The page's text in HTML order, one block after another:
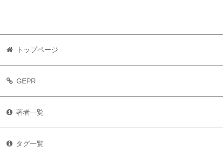
トップページ
GEPR
著者一覧
タグ一覧